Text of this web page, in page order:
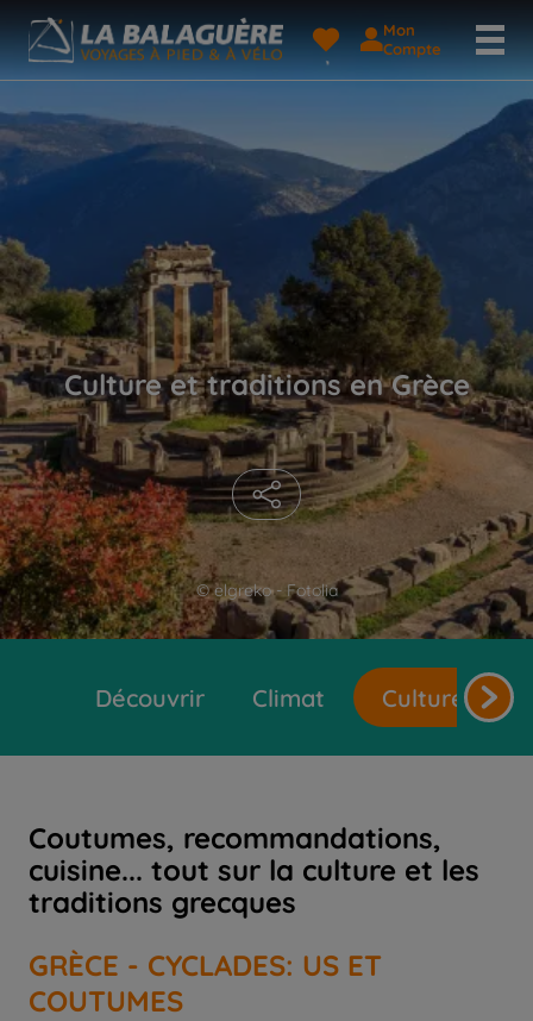
Mon
Compte
© elgreko - Fotolia
Culture et traditions en Grèce
Découvrir Climat Cultures et
Coutumes, recommandations,
cuisine... tout sur la culture et les
traditions grecques
GRÈCE - CYCLADES: US ET
COUTUMES